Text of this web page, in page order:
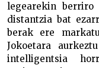
legearekin berriro
distantzia bat
berak ere
Jokoetara
intelligentsia